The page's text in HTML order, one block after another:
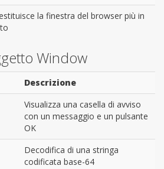
la finestra del browser più in
Window
Descrizione
Visualizza una casella di avviso
con un messaggio e un pulsante
OK
Decodifica di una stringa
codificata base-64